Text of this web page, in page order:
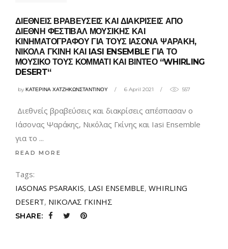
ΔΙΕΘΝΕΙΣ ΒΡΑΒΕΥΣΕΙΣ ΚΑΙ ΔΙΑΚΡΙΣΕΙΣ ΑΠΟ
ΔΙΕΘΝΗ ΦΕΣΤΙΒΑΛ ΜΟΥΣΙΚΗΣ ΚΑΙ
ΚΙΝΗΜΑΤΟΓΡΑΦΟΥ ΓΙΑ ΤΟΥΣ ΙΑΣΟΝΑ ΨΑΡΑΚΗ,
ΝΙΚΟΛΑ ΓΚΙΝΗ ΚΑΙ IASI ENSEMBLE ΓΙΑ ΤΟ
ΜΟΥΣΙΚΟ ΤΟΥΣ ΚΟΜΜΑΤΙ ΚΑΙ ΒΙΝΤΕΟ “WHIRLING
DESERT“
byΚΑΤΕΡΙΝΑ ΧΑΤΖΗΚΩΝΣΤΑΝΤΙΝΟΥ 6 April 2021 557
Διεθνείς βραβεύσεις και διακρίσεις απέσπασαν ο
Ιάσονας Ψαράκης, Νικόλας Γκίνης και Iasi Ensemble
για το
READ MORE
Tags:
IASONAS PSARAKIS, LASI ENSEMBLE, WHIRLING
DESERT, ΝΙΚΟΛΑΣ ΓΚΙΝΗΣ
SHARE: